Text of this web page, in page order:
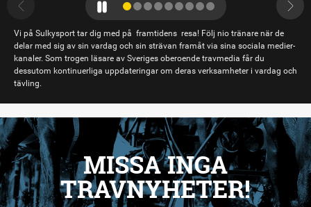
Vi på Sulkysport tar dig med på framtidens resa! Följ nio tränare när de
delar med sig av sin vardag och sin strävan framåt via sina sociala medier-
kanaler. Som trogen läsare av Sveriges oberoende travmedia får du
dessutom kontinuerliga uppdateringar om deras verksamheter i vardag och
tävling.
MISSA INGA
TRAVNYHETER!